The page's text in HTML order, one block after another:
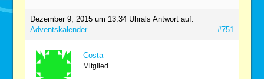
Dezember 9, 2015 um 13:34 Uhrals Antwort auf:
Adventskalender
#751
Costa
Mitglied